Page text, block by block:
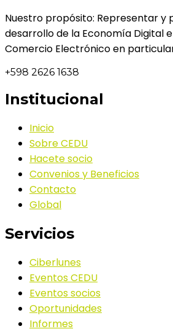
Nuestro propósito: Representar y
desarrollo de la Economía Digital
Comercio Electrónico en
+598 2626 1638
Institucional
Inicio
Sobre CEDU
Hacete socio
Convenios y Beneficios
Contacto
Global
Servicios
Ciberlunes
Eventos CEDU
Eventos socios
Oportunidades
Informes